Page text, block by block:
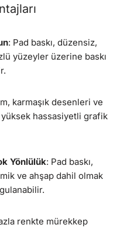
: Pad baskı, düzensiz,
yüzeyler üzerine baskı
karmaşık desenleri ve
hassasiyetli grafik
Yönlülük: Pad baskı,
ve ahşap dahil olmak
renkte mürekkep